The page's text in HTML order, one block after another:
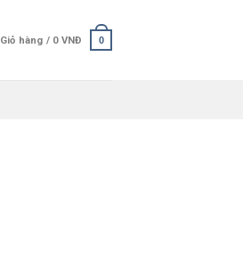
Giỏ hàng / 0 VNĐ 0